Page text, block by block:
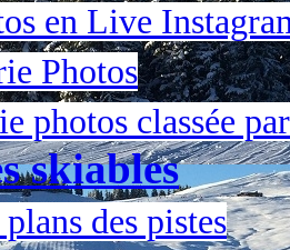
en Live
Photos
photos classée
skiables
des pistes